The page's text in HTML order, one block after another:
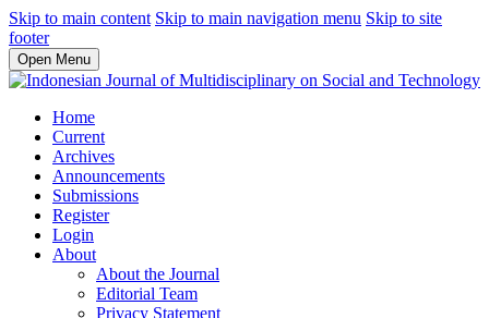
Skip to main content Skip to main navigation menu Skip to site
footer
Open Menu
Home
Current
Archives
Announcements
Submissions
Register
Login
About
About the Journal
Editorial Team
Privacy Statement